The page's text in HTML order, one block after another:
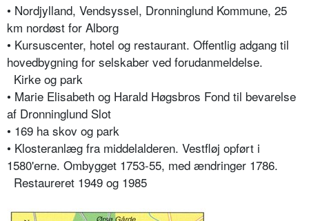
• Nordjylland, Vendsyssel, Dronninglund Kommune, 25
km nordøst for Alborg
• Kursuscenter, hotel og restaurant. Offentlig adgang til
hovedbygning for selskaber ved forudanmeldelse.
Kirke og park
• Marie Elisabeth og Harald Høgsbros Fond til bevarelse
af Dronninglund Slot
• 169 ha skov og park
• Klosteranlæg fra middelalderen. Vestfløj opført i
1580'erne. Ombygget 1753-55, med ændringer 1786.
Restaureret 1949 og 1985